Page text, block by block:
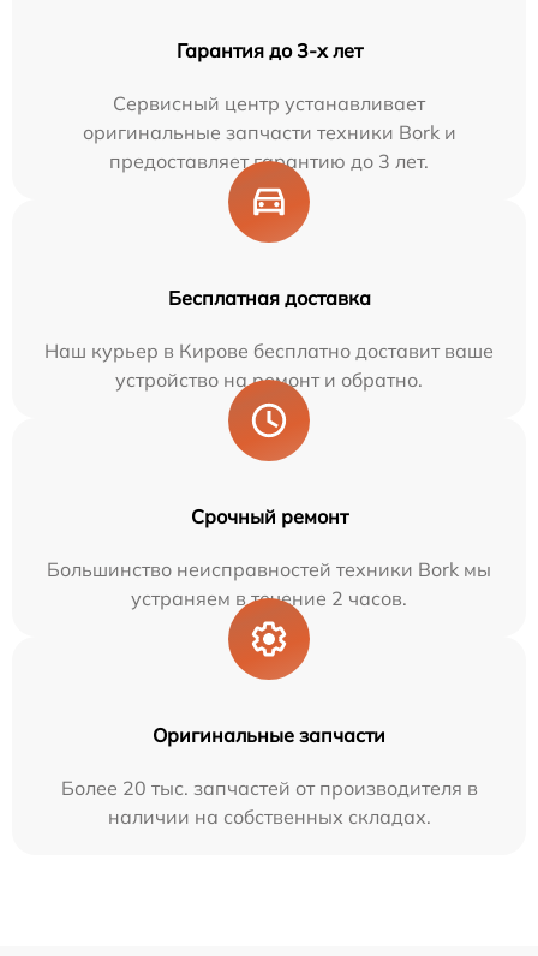
Гарантия до 3-х лет
Сервисный центр устанавливает
оригинальные запчасти техники Bork и
предоставляет гарантию до 3 лет.
Бесплатная доставка
Наш курьер в Кирове бесплатно доставит ваше
устройство на ремонт и обратно.
Срочный ремонт
Большинство неисправностей техники Bork мы
устраняем в течение 2 часов.
Оригинальные запчасти
Более 20 тыс. запчастей от производителя в
наличии на собственных складах.